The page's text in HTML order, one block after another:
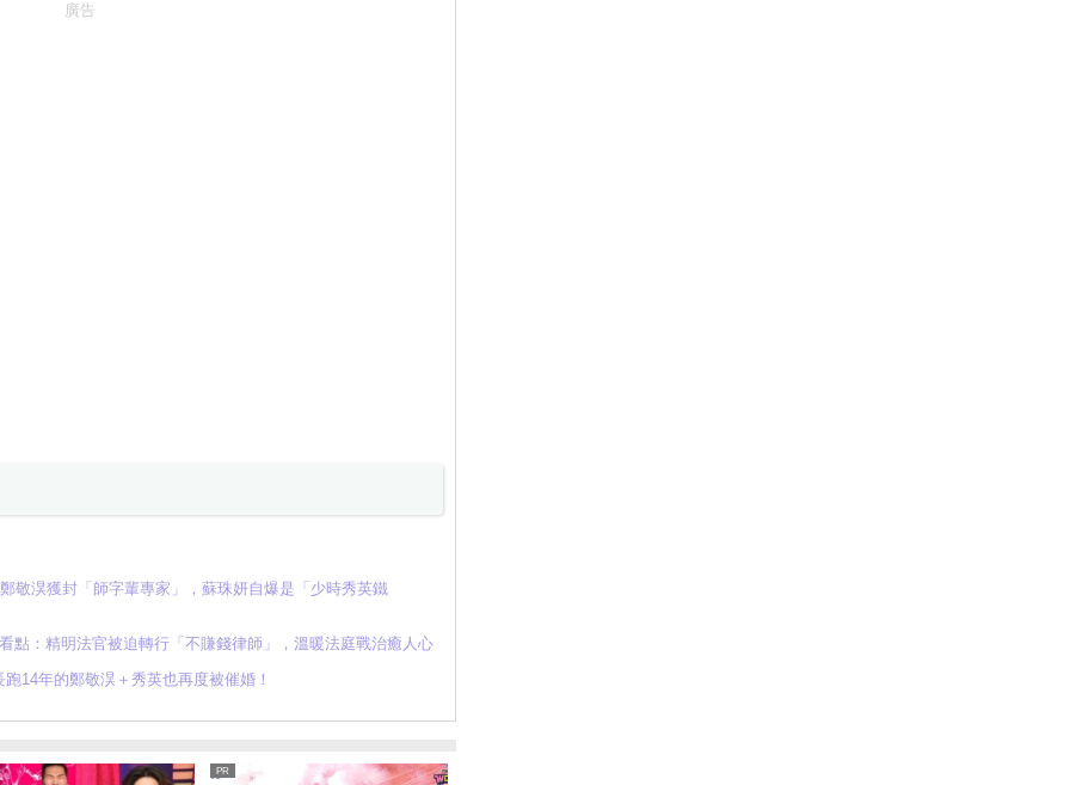
廣告
敬淏獲封「師字輩專家」，蘇珠妍自爆是「少時秀英鐵
點：精明法官被迫轉行「不賺錢律師」，溫暖法庭戰治癒人心
14年的鄭敬淏＋秀英也再度被催婚！